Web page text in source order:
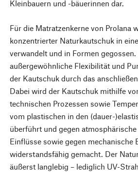
Kleinbauern und -bäuerinnen dar.
Für die Matratzenkerne von Prolana
konzentrierter Naturkautschuk in
verwandelt und in Formen gegossen.
außergewöhnliche Flexibilität und
der Kautschuk durch das
Dabei wird der Kautschuk mithilfe
technischen Prozessen sowie
vom plastischen in den (dauer-
überführt und gegen
Einflüsse sowie gegen mechanische
widerstandsfähig gemacht. Der
äußerst langlebig – lediglich UV-